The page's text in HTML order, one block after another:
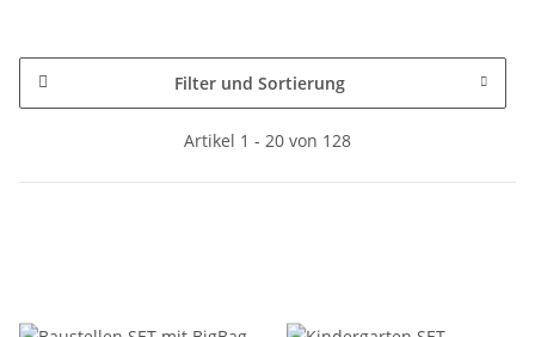
Filter und Sortierung
Artikel 1 - 20 von 128